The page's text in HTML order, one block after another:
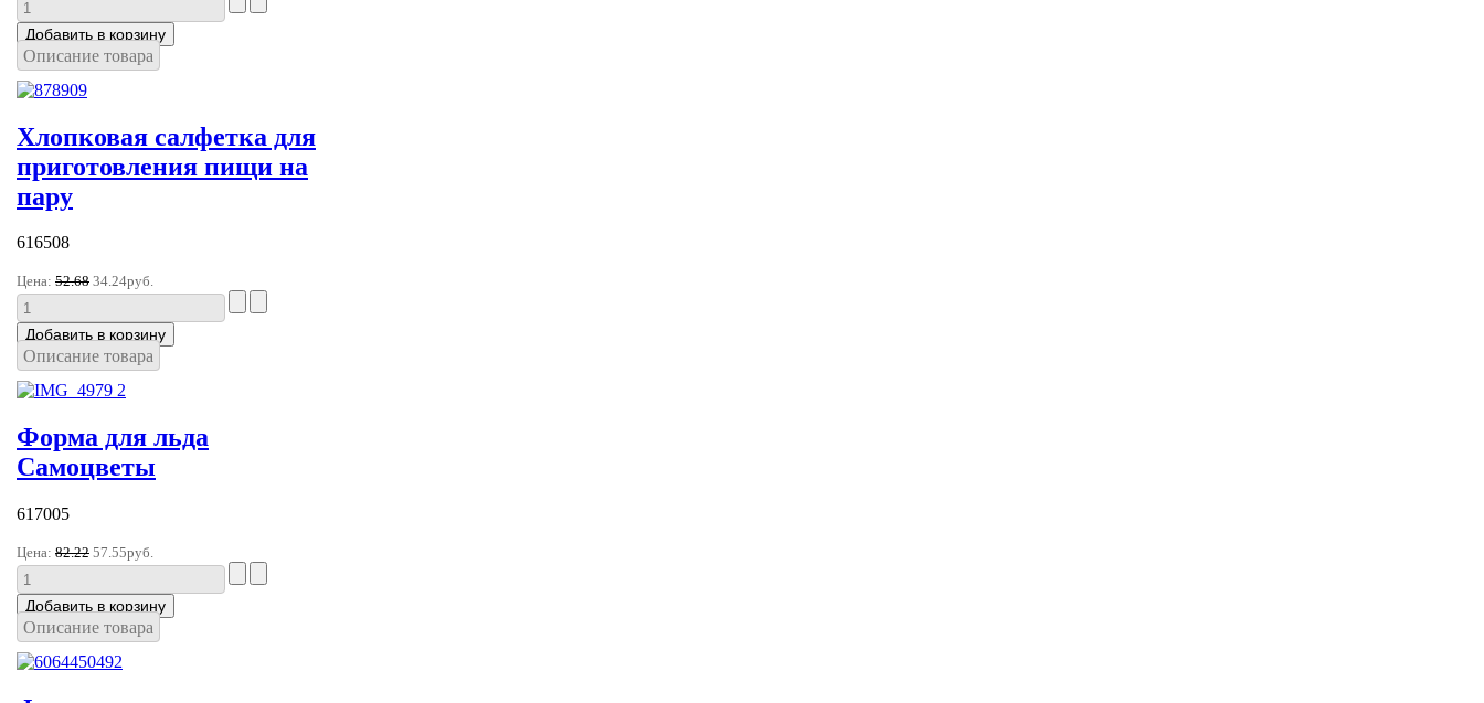
Описание товара
Хлопковая салфетка для
приготовления пищи на
пару
616508
Цена: 52.68 34.24руб.
Описание товара
Форма для льда
Самоцветы
617005
Цена: 82.22 57.55руб.
Описание товара